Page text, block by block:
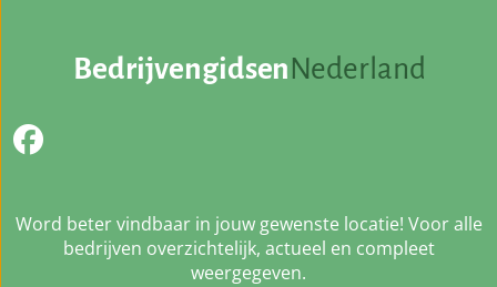
BedrijvengidsenNederland
Word beter vindbaar in jouw gewenste locatie! Voor alle
bedrijven overzichtelijk, actueel en compleet
weergegeven.